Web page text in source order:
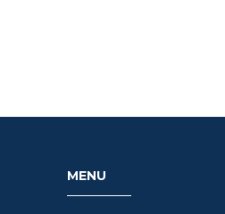
MENU